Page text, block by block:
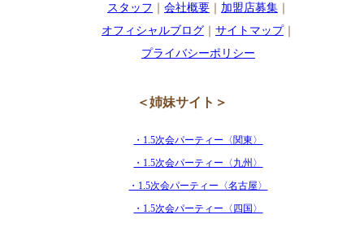
スタッフ ｜ 会社概要｜ 加盟店募集｜
オフィシャルブログ｜ サイトマップ｜
プライバシーポリシー
＜姉妹サイト＞
・1.5次会パーティー〈関東〉
・1.5次会パーティー〈九州〉
・1.5次会パーティー〈名古屋〉
・1.5次会パーティー〈四国〉